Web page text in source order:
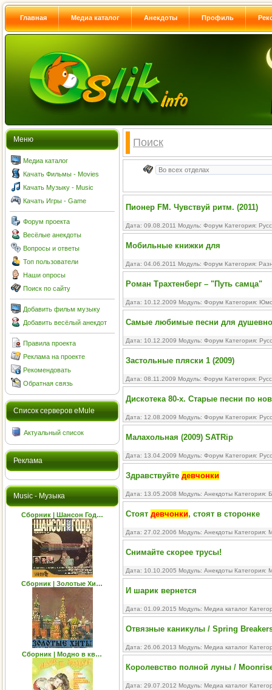
Главная Медиа каталог Анекдоты Профиль
Меню
Медиа каталог
Качать Фильмы - Movies
Качать Музыку - Music
Качать Игры - Game
Форум проекта
Весёлые анекдоты
Вопросы и ответы
Топ пользователи
Наши опросы
Поиск по сайту
Добавить фильм музыку
Добавить весёлый анекдот
Правила проекта
Реклама на проекте
Рекомендовать
Обратная связь
Cписок серверов eMule
Актуальный список
Реклама
Music - Музыка
Сборник | Шансон Год…
Сборник | Золотые Хи…
Сборник | Модно в кв…
Поиск
Пионер FM. Чувствуй ритм. (2011)
Дата: 09.08.2011 Модуль: Форум Категория:
Мобильные книжки для
Дата: 04.06.2011 Модуль: Форум Категория:
Роман Трахтенберг – "Путь самца"
Дата: 10.12.2009 Модуль: Форум Категория:
Самые любимые песни для
Дата: 10.12.2009 Модуль: Форум Категория:
Застольные пляски 1 (2009)
Дата: 08.11.2009 Модуль: Форум Категория:
Дискотека 80-х. Старые песни по
Дата: 12.08.2009 Модуль: Форум Категория:
Малахольная (2009) SATRip
Дата: 13.04.2009 Модуль: Форум Категория:
Здравствуйте девчонки
Дата: 13.05.2008 Модуль: Анекдоты Категория:
Стоят девчонки, стоят в сторонке
Дата: 27.02.2006 Модуль: Анекдоты Категория:
Снимайте скорее трусы!
Дата: 10.10.2005 Модуль: Анекдоты Категория:
И шарик вернется
Дата: 01.09.2015 Модуль: Медиа каталог
Отвязные каникулы / Spring
Дата: 26.06.2013 Модуль: Медиа каталог
Королевство полной луны /
Дата: 29.07.2012 Модуль: Медиа каталог